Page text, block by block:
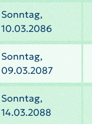
Sonntag,
10.03.2086
Sonntag,
09.03.2087
Sonntag,
14.03.2088